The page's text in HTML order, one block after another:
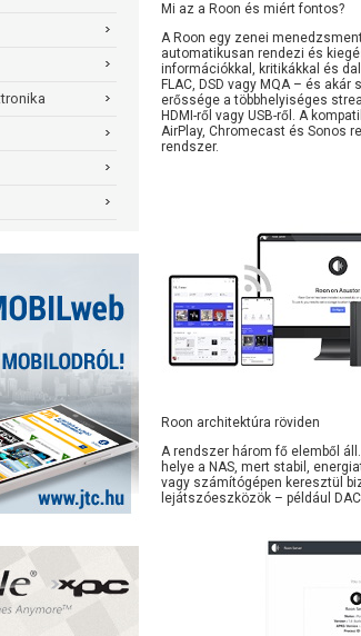
Mi az a Roon és miért fontos?
A Roon egy zenei
automatikusan rendezi és
információkkal, kritikákkal és
FLAC, DSD vagy MQA – és
erőssége a többhelyiséges
HDMI-ről vagy USB-ről. A
AirPlay, Chromecast és Sonos
rendszer.
Roon architektúra röviden
A rendszer három fő elemből
helye a NAS, mert stabil,
vagy számítógépen keresztül
lejátszóeszközök – például